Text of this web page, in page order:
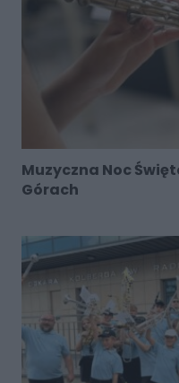
Muzyczna Noc
Górach